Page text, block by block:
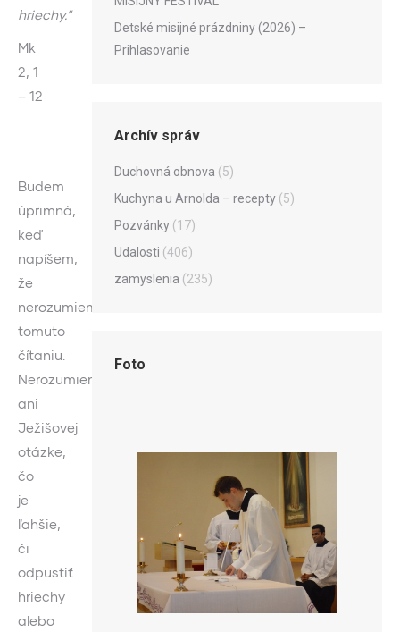
hriechy.“
Mk
2, 1
– 12
Budem
úprimná,
keď
napíšem,
že
nerozumiem
tomuto
čítaniu.
Nerozumiem
ani
Ježišovej
otázke,
čo
je
ľahšie,
či
odpustiť
hriechy
alebo
Detské misijné prázdniny (2026) –
Prihlasovanie
Archív správ
Duchovná obnova (5)
Kuchyna u Arnolda – recepty (5)
Pozvánky (17)
Udalosti (406)
zamyslenia (235)
Foto